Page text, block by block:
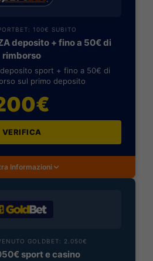
100€ SUBITO
deposito + fino a 50€ di
rimborso
sport + fino a 50€ di
sul primo deposito
VERIFICA
Informazioni
GOLDBET: 2.050€
sport e casino